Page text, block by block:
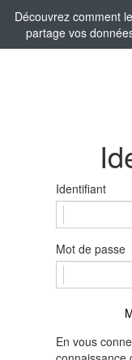
Découvrez comment
partage vos
Identifiant
Mot de passe
En vous